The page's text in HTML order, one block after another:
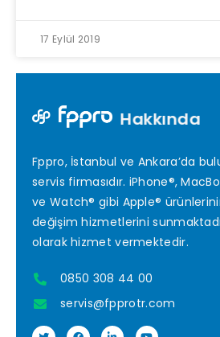
17 Eylül 2019
Hakkında
Fppro, İstanbul ve Ankara’da
servis firmasıdır. iPhone®,
ve Watch® gibi Apple®
değişim hizmetlerini
olarak hizmet vermektedir.
0850 308 44 00
servis@fpprotr.com